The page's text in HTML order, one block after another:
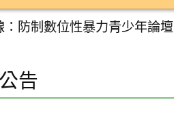
防制數位性暴力青少年論壇
告